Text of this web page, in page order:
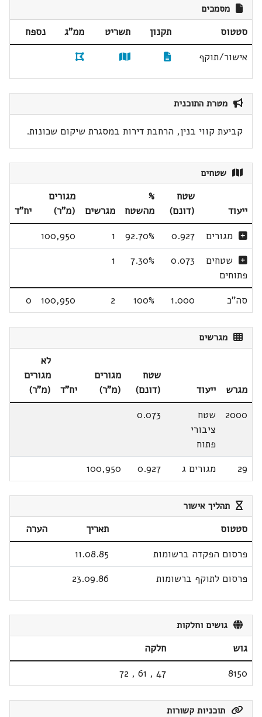
מסמכים
סטטוס תקנון תשריט ממ"ג
נספח
אישור/תוקף
מטרת התוכנית
קביעת קווי בנין, הרחבת דירות במסגרת שיקום שכונות.
שטחים
ייעוד
שטח
(דונם)
%
מהשטח
מגרשים
מגורים
(מ"ר)
יח"ד
מגורים
0.927
92.70%
1
100,950
שטחים
פתוחים
0.073
7.30%
1
סה"כ 1.000
100%
2
100,950
0
מגרשים
מגרש ייעוד
שטח
(דונם)
מגורים
(מ"ר)
יח"ד
לא
מגורים
(מ"ר)
2000
שטח
ציבורי
פתוח
0.073
29 מגורים ג 0.927
100,950
תהליך אישור
סטטוס תאריך
הערה
פרסום הפקדה ברשומות
11.08.85
פרסום לתוקף ברשומות
23.09.86
גושים וחלקות
גוש
חלקה
8150
47
,
61
,
72
תוכניות קשורות